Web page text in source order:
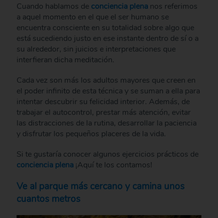
Cuando hablamos de conciencia plenanos referimos
a aquel momento en el que el ser humano se
encuentra consciente en su totalidad sobre algo que
está sucediendo justo en ese instante dentro de sí o a
su alrededor, sin juicios e interpretaciones que
interfieran dicha meditación.
Cada vez son más los adultos mayores que creen en
el poder infinito de esta técnica y se suman a ella para
intentar descubrir su felicidad interior. Además, de
trabajar el autocontrol, prestar más atención, evitar
las distracciones de la rutina, desarrollar la paciencia
y disfrutar los pequeños placeres de la vida.
Si te gustaría conocer algunos ejercicios prácticos de
conciencia plena¡Aquí te los contamos!
Ve al parque más cercano y camina unos
cuantos metros